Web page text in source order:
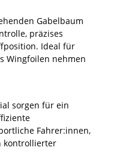
Gabelbaum
präzises
Ideal für
Wingfoilen nehmen
sorgen für ein
Fahrer:innen,
kontrollierter